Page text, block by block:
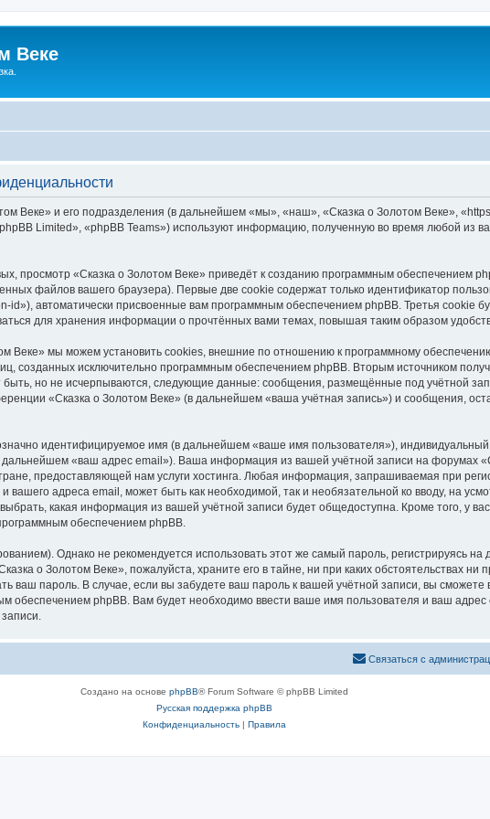
Веке
Веке» и его подразделения (в дальнейшем «мы», «наш», «Сказка о Золотом Веке»,
Limited», «phpBB Teams») используют информацию, полученную во время любой из
просмотр «Сказка о Золотом Веке» приведёт к созданию программным обеспечением
файлов вашего браузера). Первые две cookie содержат только идентификатор
автоматически присвоенные вам программным обеспечением phpBB. Третья cookie
для хранения информации о прочтённых вами темах, повышая таким образом
Веке» мы можем установить cookies, внешние по отношению к программному
созданных исключительно программным обеспечением phpBB. Вторым источником
но не исчерпываются, следующие данные: сообщения, размещённые под учётной
«Сказка о Золотом Веке» (в дальнейшем «ваша учётная запись») и сообщения,
идентифицируемое имя (в дальнейшем «ваше имя пользователя»),
«ваш адрес email»). Ваша информация из вашей учётной записи на форумах
предоставляющей нам услуги хостинга. Любая информация, запрашиваемая при
вашего адреса email, может быть как необходимой, так и необязательной ко вводу, на
какая информация из вашей учётной записи будет общедоступна. Кроме того, у вас
обеспечением phpBB.
Однако не рекомендуется использовать этот же самый пароль, регистрируясь на
о Золотом Веке», пожалуйста, храните его в тайне, ни при каких обстоятельствах ни
ваш пароль. В случае, если вы забудете ваш пароль к вашей учётной записи, вы сможете
phpBB. Вам будет необходимо ввести ваше имя пользователя и ваш адрес
Связаться с
Создано на основе phpBB® Forum Software © phpBB Limited
Русская поддержка phpBB
Конфиденциальность| Правила